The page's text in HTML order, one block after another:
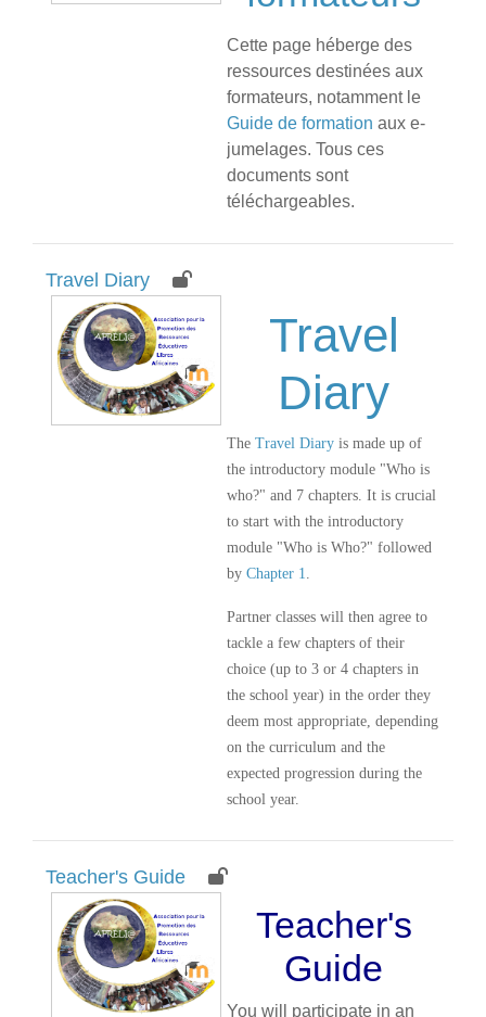
Cette page héberge des
ressources destinées aux
formateurs, notamment le
Guide de formation aux e-
jumelages. Tous ces
documents sont
téléchargeables.
Travel Diary
Travel
Diary
TheTravel Diary is made up of
the introductory module "Who is
who?" and 7 chapters. It is crucial
to start with the introductory
module "Who is Who?" followed
byChapter 1
Partner classes will then agree to
tackle a few chapters of their
choice (up to 3 or 4 chapters in
the school year) in the order they
deem most appropriate, depending
on the curriculum and the
expected progression during the
school year.
Teacher's Guide
Teacher's
Guide
You will participate in an